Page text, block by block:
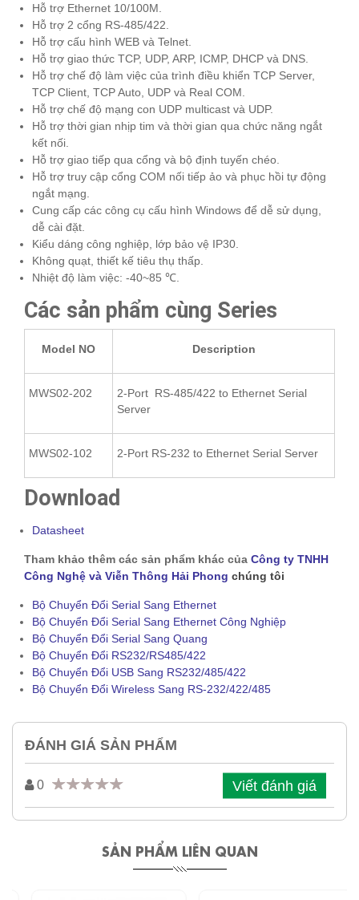
Hỗ trợ Ethernet 10/100M.
Hỗ trợ 2 cổng RS-485/422.
Hỗ trợ cấu hình WEB và Telnet.
Hỗ trợ giao thức TCP, UDP, ARP, ICMP, DHCP và DNS.
Hỗ trợ chế độ làm việc của trình điều khiển TCP Server,
TCP Client, TCP Auto, UDP và Real COM.
Hỗ trợ chế độ mạng con UDP multicast và UDP.
Hỗ trợ thời gian nhịp tim và thời gian qua chức năng ngắt
kết nối.
Hỗ trợ giao tiếp qua cổng và bộ định tuyến chéo.
Hỗ trợ truy cập cổng COM nối tiếp ảo và phục hồi tự động
ngắt mạng.
Cung cấp các công cụ cấu hình Windows để dễ sử dụng,
dễ cài đặt.
Kiểu dáng công nghiệp, lớp bảo vệ IP30.
Không quạt, thiết kế tiêu thụ thấp.
Nhiệt độ làm việc: -40~85 ℃.
Các sản phẩm cùng Series
Model NO Description
MWS02-202
2-Port RS-485/422 to Ethernet Serial
Server
MWS02-102 2-Port RS-232 to Ethernet Serial Server
Download
Datasheet
Tham khảo thêm các sản phẩm khác của Công ty TNHH
Công Nghệ và Viễn Thông Hải Phong chúng tôi
Bộ Chuyển Đổi Serial Sang Ethernet
Bộ Chuyển Đổi Serial Sang Ethernet Công Nghiệp
Bộ Chuyển Đổi Serial Sang Quang
Bộ Chuyển Đổi RS232/RS485/422
Bộ Chuyển Đổi USB Sang RS232/485/422
Bộ Chuyển Đổi Wireless Sang RS-232/422/485
ĐÁNH GIÁ SẢN PHẨM
0 Viết đánh giá
SẢN PHẨM LIÊN QUAN